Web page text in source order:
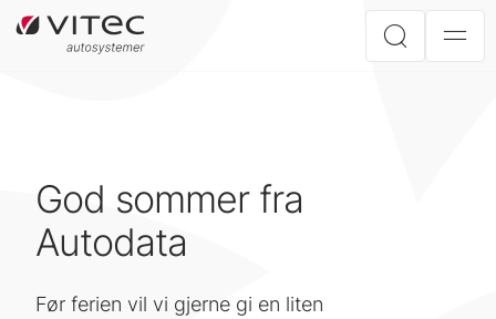
God sommer fra
Autodata
Før ferien vil vi gjerne gi en liten